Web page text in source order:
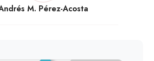
M. Pérez-Acosta